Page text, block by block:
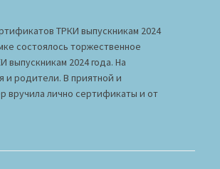
ТРКИ выпускникам 2024
состоялось торжественное
2024 года. На
и родители. В приятной и
вручила лично сертификаты и от